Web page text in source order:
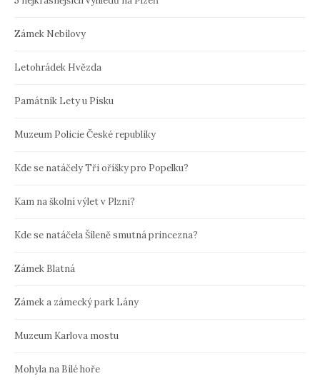
Zámek Nebílovy
Letohrádek Hvězda
Památník Lety u Písku
Muzeum Policie České republiky
Kde se natáčely Tři oříšky pro Popelku?
Kam na školní výlet v Plzni?
Kde se natáčela Šíleně smutná princezna?
Zámek Blatná
Zámek a zámecký park Lány
Muzeum Karlova mostu
Mohyla na Bílé hoře